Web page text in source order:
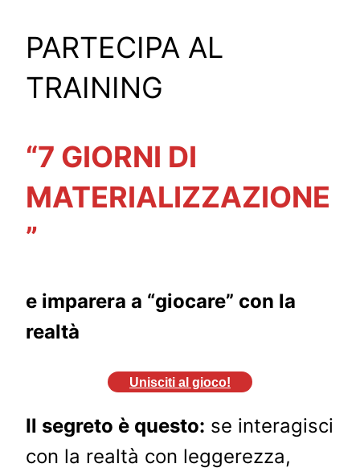
PARTECIPA AL
TRAINING
“7 GIORNI DI
MATERIALIZZAZIONE
”
e imparera a “giocare” con la
realtà
Unisciti al gioco!
Il segreto è questo: se interagisci
con la realtà con leggerezza,